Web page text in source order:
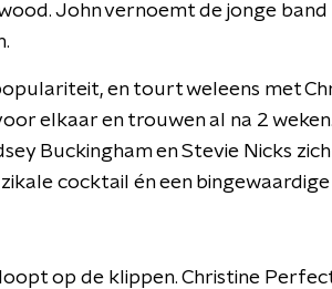
John vernoemt de jonge
en tourt weleens met
elkaar en trouwen al na 2
Buckingham en Stevie Nicks
cocktail én een bingewaardige
op de klippen. Christine